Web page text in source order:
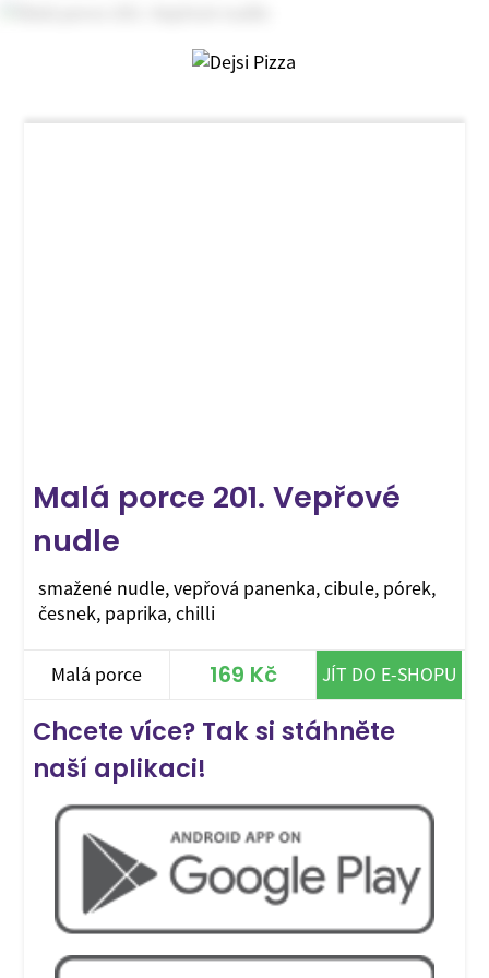
Malá porce 201. Vepřové
nudle
smažené nudle, vepřová panenka, cibule, pórek,
česnek, paprika, chilli
Malá porce 169 Kč JÍT DO E-SHOPU
Chcete více? Tak si stáhněte
naší aplikaci!